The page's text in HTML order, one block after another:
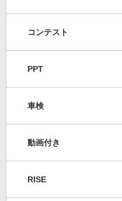
コンテスト
PPT
車検
動画付き
RISE